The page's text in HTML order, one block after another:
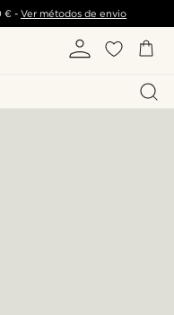
€- Ver métodos de envio